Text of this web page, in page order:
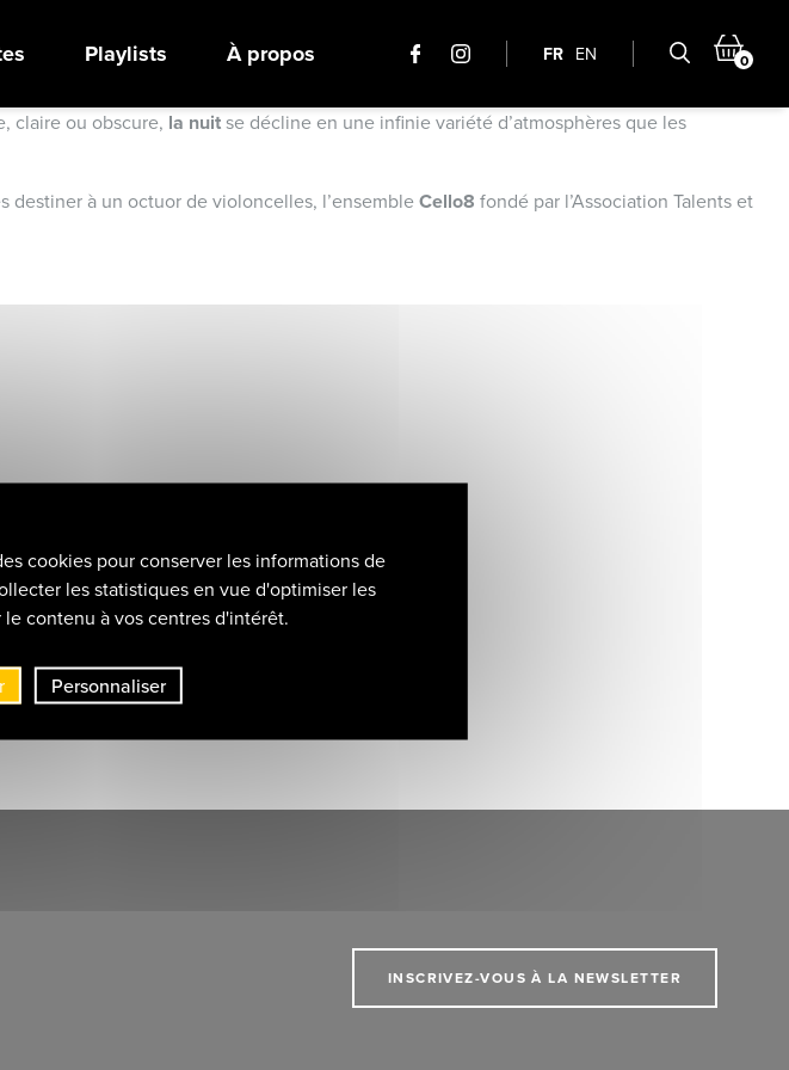
Playlists À propos FR EN 0
claire ou obscure, la nuitse décline en une infinie variété d’atmosphères que les
destiner à un octuor de violoncelles, l’ensembleCello8 fondé par l’Association Talents et
INSCRIVEZ-VOUS À LA NEWSLETTER
cookies pour conserver les informations de
les statistiques en vue d'optimiser les
contenu à vos centres d'intérêt.
Personnaliser